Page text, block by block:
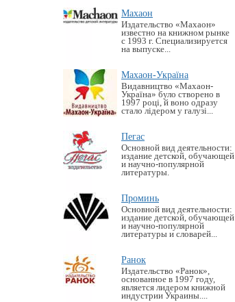
Махаон
Издательство «Махаон»
известно на книжном рынке
с 1993 г. Специализируется
на выпуске...
Махаон-Україна
Видавництво «Махаон-
Україна» було створено в
1997 році, й воно одразу
стало лідером у галузі...
Пегас
Основной вид деятельности:
издание детской, обучающей
и научно-популярной
литературы.
Проминь
Основной вид деятельности:
издание детской, обучающей
и научно-популярной
литературы и словарей...
Ранок
Издательство «Ранок»,
основанное в 1997 году,
является лидером книжной
индустрии Украины....